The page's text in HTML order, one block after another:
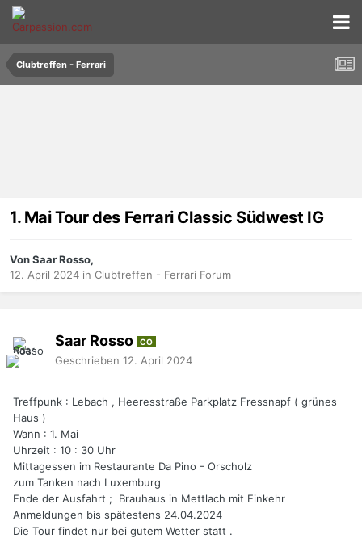
Clubtreffen - Ferrari
1. Mai Tour des Ferrari Classic Südwest IG
Von Saar Rosso,
12. April 2024 in Clubtreffen - Ferrari Forum
Saar Rosso CO
Geschrieben 12. April 2024
Treffpunk : Lebach , Heeresstraße Parkplatz Fressnapf ( grünes
Haus )
Wann : 1. Mai
Uhrzeit : 10 : 30 Uhr
Mittagessen im Restaurante Da Pino - Orscholz
zum Tanken nach Luxemburg
Ende der Ausfahrt ; Brauhaus in Mettlach mit Einkehr
Anmeldungen bis spätestens 24.04.2024
Die Tour findet nur bei gutem Wetter statt .